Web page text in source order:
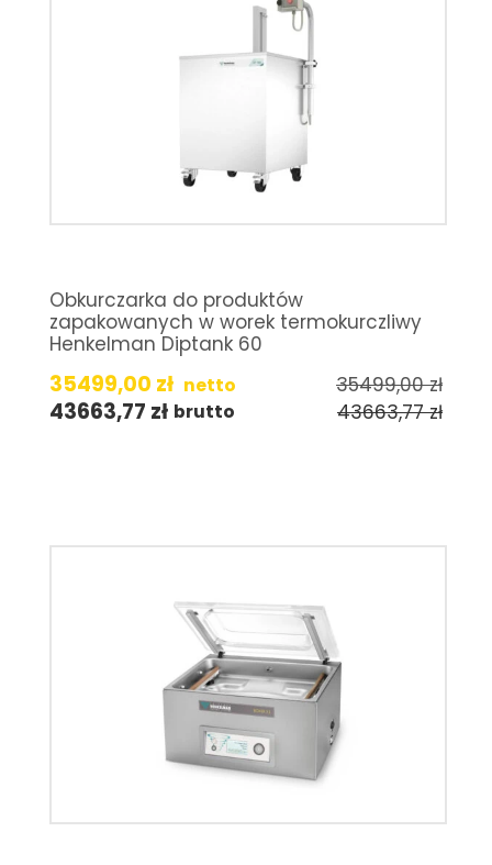
Obkurczarka do produktów
zapakowanych w worek termokurczliwy
Henkelman Diptank 60
35499,00 zł netto 35499,00zł
43663,77 zł brutto 43663,77zł